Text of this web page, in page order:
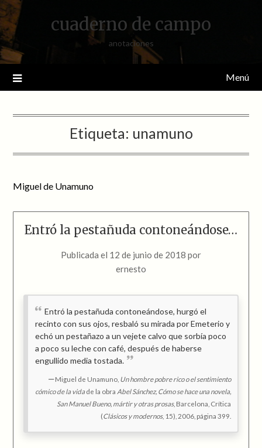
Saltar
contenido
cuaderno de campo
anotaciones
Menú
Etiqueta: unamuno
Miguel de Unamuno
Entró la pestañuda contoneándose…
Publicada el 12 de junio de 2018 por
ernesto
Entró la pestañuda contoneándose, hurgó el
recinto con sus ojos, resbaló su mirada por Emeterio y
echó un pestañazo a un vejete calvo que sorbía poco
a poco su leche con café, después de haberse
engullido media tostada.
Miguel de Unamuno, Un hombre pobre rico o el sentimiento
cómico de la vidade la obra Abel Sánchez, Cómo se hace una novela,
San Manuel Bueno, mártir y otras prosas, Barcelona, Crítica
(Clásicos y modernos, 15), 2006, página 399.